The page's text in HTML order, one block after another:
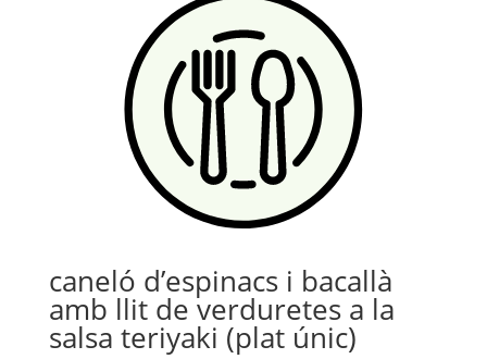
caneló d’espinacs i bacallà
amb llit de verduretes a la
salsa teriyaki (plat únic)